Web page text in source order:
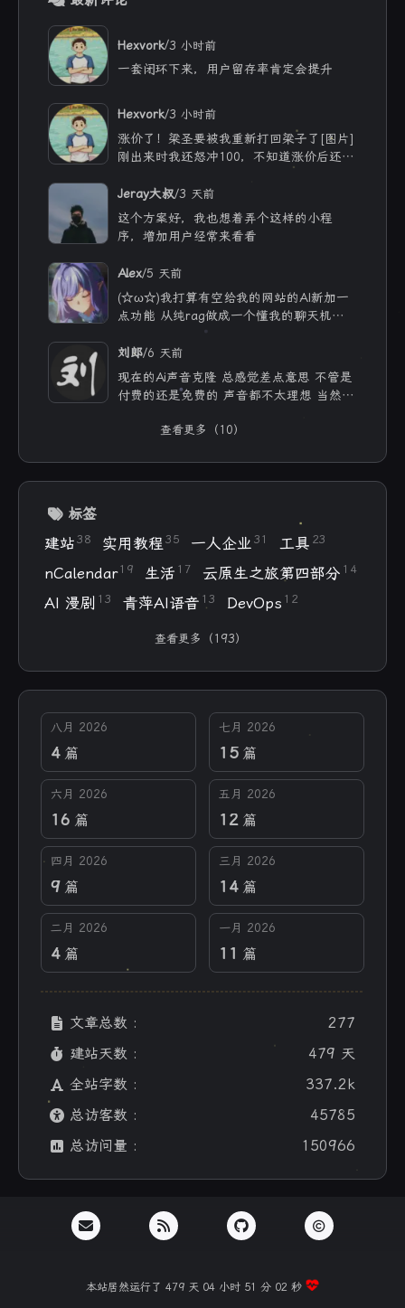
Hexvork/3 小时前
一套闭环下来，用户留存率肯定会提升
Hexvork/3 小时前
涨价了！梁圣要被我重新打回梁子了[图片]
刚出来时我还怒冲100，不知道涨价后还能
Jeray大叔/3 天前
这个方案好，我也想着弄个这样的小程
序，增加用户经常来看看
Alex/5 天前
(☆ω☆)我打算有空给我的网站的AI新加一
点功能 从纯rag做成一个懂我的聊天机器
人，rag只作为一个工具 现在有好多地方
可以薅免费额度的API 还有DeepSeek的低
价API 太爽啦
刘郎/6 天前
现在的Ai声音克隆 总感觉差点意思 不管是
付费的还是免费的 声音都不太理想 当然
查看更多（10）
标签
建站 38 实用教程 35 一人企业 31 工具 23
nCalendar 19 生活 17 云原生之旅第四部分 14
AI 漫剧 13 青萍AI语音 13 DevOps 12
查看更多（193）
八月 2026
4 篇
七月 2026
15 篇
六月 2026
16 篇
五月 2026
12 篇
四月 2026
9 篇
三月 2026
14 篇
二月 2026
4 篇
一月 2026
11 篇
文章总数 :
277
建站天数 :
479 天
全站字数 :
337.2k
总访客数 :
45785
总访问量 :
150966
本站居然运行了 479 天 04 小时 51 分 03 秒